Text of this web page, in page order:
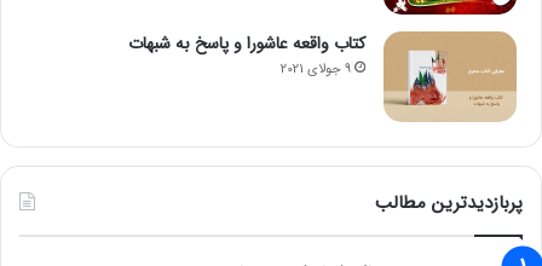
کتاب واقعه عاشورا و پاسخ به شبهات
9 جولای 2021
پربازدیدترین مطالب